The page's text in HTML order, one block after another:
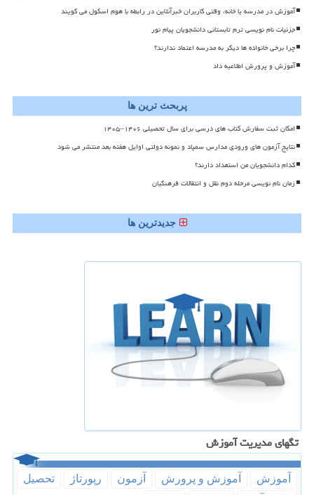
آموزش در مدرسه یا خانه، وقتی کاربران خبرآنلاین در رابطه با هوم اسکول می گویند
جزئیات نام نویسی ترم تابستانی دانشجویان پیام نور
چرا برخی خانواده ها دیگر به مدرسه اعتماد ندارند؟
آموزش و پرورش اطلاعیه داد
پربحث ترین ها
امکان ثبت سفارش کتاب های درسی برای سال تحصیلی ۱۴۰۶–۱۴۰۵
نتایج آزمون های ورودی مدارس سمپاد و نمونه دولتی اوایل هفته بعد منتشر می شود
کدام دانشجویان من استعداد دارند؟
زمان نام نویسی مرحله دوم نقل و انتقالات فرهنگیان
جدیدترین ها
تگهای مدیریت آموزش
آموزش آموزش و پرورش آزمون رپورتاژ
تحصیل